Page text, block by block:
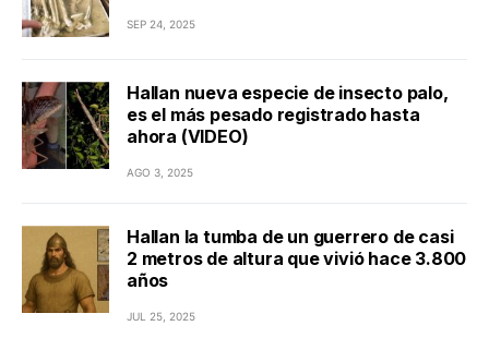
SEP 24, 2025
Hallan nueva especie de insecto palo,
es el más pesado registrado hasta
ahora (VIDEO)
AGO 3, 2025
Hallan la tumba de un guerrero de casi
2 metros de altura que vivió hace 3.800
años
JUL 25, 2025